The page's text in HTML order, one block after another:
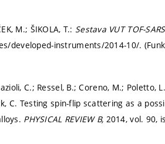
M.; ŠIKOLA, T.: Sestava VUT TOF-
developed-instruments/2014-10/.
C.; Ressel, B.; Coreno, M.; Poletto,
C. Testing spin-flip scattering as a
PHYSICAL REVIEW B, 2014, vol. 90,